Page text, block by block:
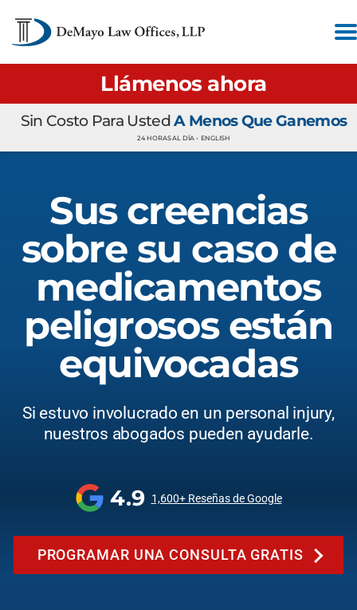
Llámenos ahora
Sin Costo Para UstedA Menos Que Ganemos
24 HORAS AL DÍA • ENGLISH
Sus creencias
sobre su caso de
medicamentos
peligrosos están
equivocadas
Si estuvo involucrado en un personal injury,
nuestros abogados pueden ayudarle.
4.9 1,600+ Reseñas de Google
PROGRAMAR UNA CONSULTA GRATIS